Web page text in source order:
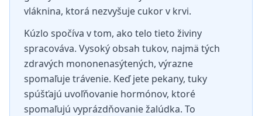
vláknina, ktorá nezvyšuje cukor v krvi.
Kúzlo spočíva v tom, ako telo tieto živiny
spracováva. Vysoký obsah tukov, najmä tých
zdravých mononenasýtených, výrazne
spomaľuje trávenie. Keď jete pekany, tuky
spúšťajú uvoľňovanie hormónov, ktoré
spomaľujú vyprázdňovanie žalúdka. To